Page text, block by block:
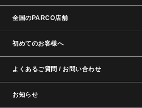
全国のPARCO店舗
初めてのお客様へ
よくあるご質問 / お問い合わせ
お知らせ